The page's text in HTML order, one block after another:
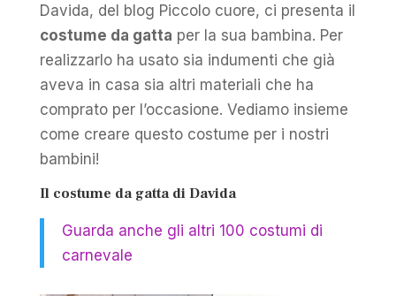
Davida, del blog Piccolo cuore, ci presenta il
costume da gatta per la sua bambina. Per
realizzarlo ha usato sia indumenti che già
aveva in casa sia altri materiali che ha
comprato per l’occasione. Vediamo insieme
come creare questo costume per i nostri
bambini!
Il costume da gatta di Davida
Guarda anche gli altri 100 costumi di
carnevale